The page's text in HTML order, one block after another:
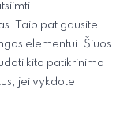
Taip pat gausite
elementui. Šiuos
kito patikrinimo
jei vykdote